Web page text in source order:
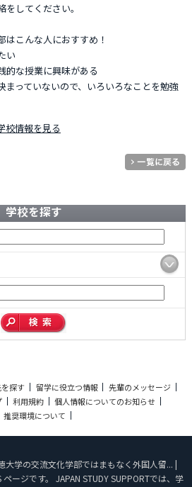
してください。
はこんな人におすすめ！
い
な授業に興味がある
っていないので、いろいろなことを勉強
校情報を見る
学校を探す
探す 留学に役立つ情報
先輩のメッセージ
利用規約
個人情報についてのお知らせ
推奨環境について
大学の交流文化学部ではまもなく外国人留... |
ージです。 JAPAN STUDY SUPPORTでは、学